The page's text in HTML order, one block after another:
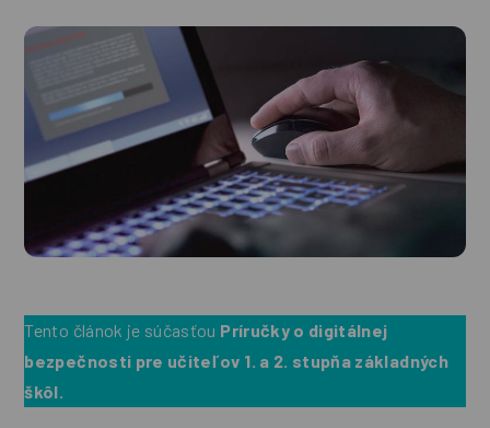
Tento článok je súčasťou Príručky o digitálnej
bezpečnosti pre učiteľov 1. a 2. stupňa základných
škôl.